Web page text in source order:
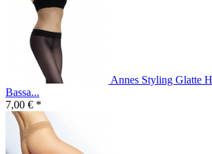
Annes Styling Glatte
Bassa...
7,00 € *